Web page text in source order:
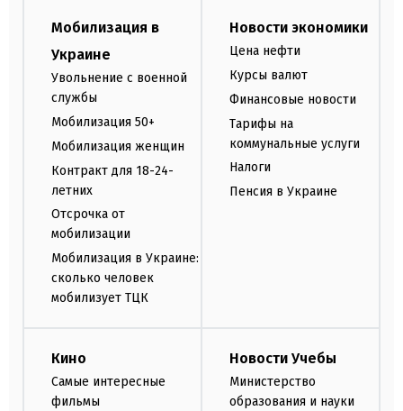
Мобилизация в
Украине
Увольнение с военной
службы
Мобилизация 50+
Мобилизация женщин
Контракт для 18-24-
летних
Отсрочка от
мобилизации
Мобилизация в Украине:
сколько человек
мобилизует ТЦК
Новости экономики
Цена нефти
Курсы валют
Финансовые новости
Тарифы на
коммунальные услуги
Налоги
Пенсия в Украине
Кино
Самые интересные
фильмы
Новости Учебы
Министерство
образования и науки